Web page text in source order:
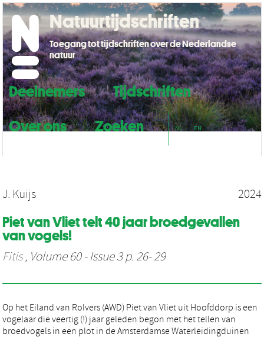
Deelnemers
Tijdschriften
Over ons
Zoeken NL EN
Natuurtijdschriften
Toegang tot tijdschriften over de Nederlandse
natuur
J. Kuijs 2024
Piet van Vliet telt 40 jaar broedgevallen
van vogels!
Fitis, Volume 60 - Issue 3 p. 26- 29
Op het Eiland van Rolvers (AWD) Piet van Vliet uit Hoofddorp is een
vogelaar die veertig (!) jaar geleden begon met het tellen van
broedvogels in een plot in de Amsterdamse Waterleidingduinen